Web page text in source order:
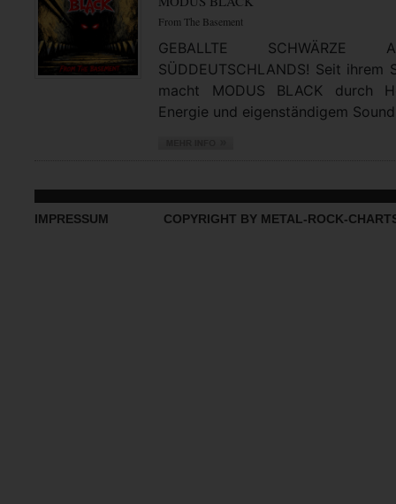
From The Basement
GEBALLTE
SÜDDEUTSCHLANDS! Seit
macht MODUS BLACK durch
Energie und eigenständigem
IMPRESSUM COPYRIGHT BY METAL-ROCK-